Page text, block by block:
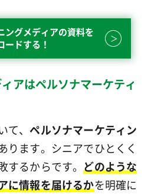
ングメディアの資料を
ードする！
アはペルソナマーケティ
て、ペルソナマーケティン
ります。シニアでひとくく
するからです。 どのような
に情報を届けるかを明確に